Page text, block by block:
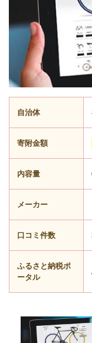
自治体
寄附金額
内容量
メーカー
口コミ件数
ふるさと納税ポ
ータル